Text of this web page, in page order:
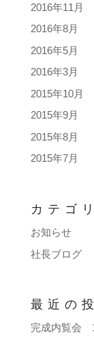
2016年11月
2016年8月
2016年5月
2016年3月
2015年10月
2015年9月
2015年8月
2015年7月
カテゴ
お知らせ
社長ブログ
最近の
完成内覧会